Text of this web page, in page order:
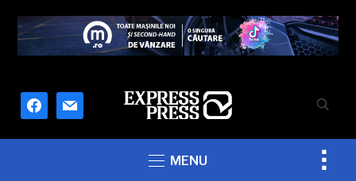
facebook
mail
MENU